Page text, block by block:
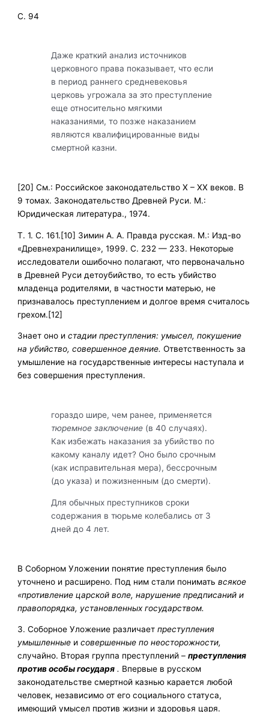
С. 94
Даже краткий анализ источников
церковного права показывает, что если
в период раннего средневековья
церковь угрожала за это преступление
еще относительно мягкими
наказаниями, то позже наказанием
являются квалифицированные виды
смертной казни.
[20] См.: Российское законодательство X – XX веков. В
9 томах. Законодательство Древней Руси. М.:
Юридическая литература., 1974.
Т. 1. С. 161.[10] Зимин А. А. Правда русская. М.: Изд-во
«Древнехранилище», 1999. С. 232 — 233. Некоторые
исследователи ошибочно полагают, что первоначально
в Древней Руси детоубийство, то есть убийство
младенца родителями, в частности матерью, не
признавалось преступлением и долгое время считалось
грехом.[12]
Знает оно истадии преступления: умысел, покуше­ние
на убийство, совершенное деяние. Ответственность за
умышление на государственные интересы наступала и
без совершения преступления.
гораздо шире, чем ранее, применяется
тюремное заключе­ние (в 40 случаях).
Как избежать наказания за убийство по
какому каналу идет? Оно было срочным
(как исправительная мера), бес­срочным
(до указа) и пожизненным (до смерти).
Для обычных преступни­ков сроки
содержания в тюрьме колебались от 3
дней до 4 лет.
В Соборном Уложении понятие преступления было
уточнено и рас­ширено. Под ним стали пониматьвсякое
«противление царской воле, на­рушение предписаний и
правопорядка, установленных государством.
3. Соборное Уложение различаетпреступления
умышленные исовершенные по неосто­рожности,
случайно. Вторая группа преступлений –преступления
против особы государя . Впервые в русском
законодательстве смертной казнью карается любой
человек, независимо от его социального статуса,
имеющий умысел против жизни и здоровья царя.